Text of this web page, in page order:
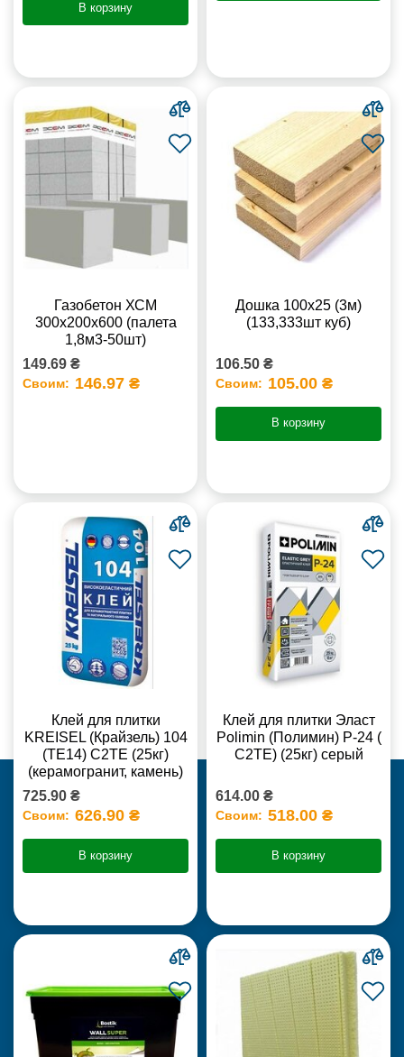
В корзину
Газобетон ХСМ
300x200x600 (палета
1,8м3-50шт)
149.69 ₴
Своим: 146.97 ₴
Дошка 100х25 (3м)
(133,333шт куб)
106.50 ₴
Своим: 105.00 ₴
В корзину
Клей для плитки
KREISEL (Крайзель) 104
(ТЕ14) С2TE (25кг)
(керамогранит, камень)
725.90 ₴
Своим: 626.90 ₴
В корзину
Клей для плитки Эласт
Polimin (Полимин) Р-24 (
С2ТЕ) (25кг) серый
614.00 ₴
Своим: 518.00 ₴
В корзину